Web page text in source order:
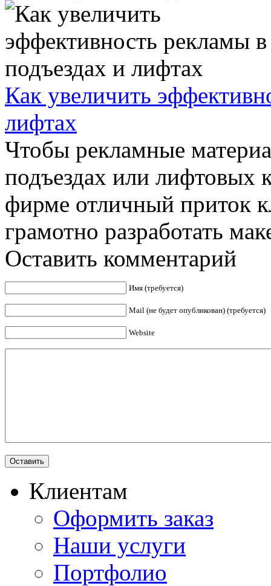
Как увеличить
лифтах
Чтобы рекламные
подъездах или лифтовых
фирме отличный приток
грамотно разработать
Оставить комментарий
Имя (требуется)
Mail (не будет опубликован) (требуется)
Website
Клиентам
Оформить заказ
Наши услуги
Портфолио